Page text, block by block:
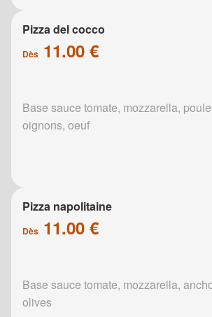
Pizza del cocco
Dès 11.00 €
Base sauce tomate, mozzarella,
oignons, oeuf
Pizza napolitaine
Dès 11.00 €
Base sauce tomate, mozzarella,
olives